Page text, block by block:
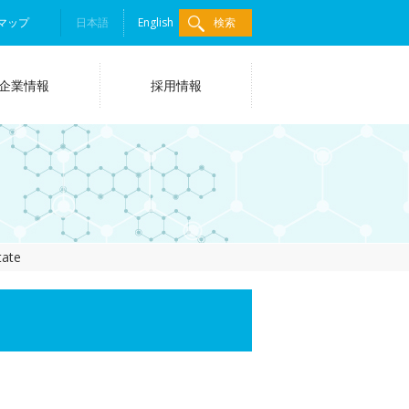
ップ 日本語 English 検索
業情報 採用情報